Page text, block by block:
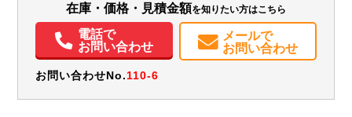
パワステ パワーウィンドウ ABS エアバッグ
集中ドアロック
電動格納ミラー
ETC バックモニター 取扱説明書（一部含む）
在庫・価格・見積金額を知りたい方はこちら
電話で
お問い合わせ
メールで
お問い合わせ
お問い合わせNo.110-6